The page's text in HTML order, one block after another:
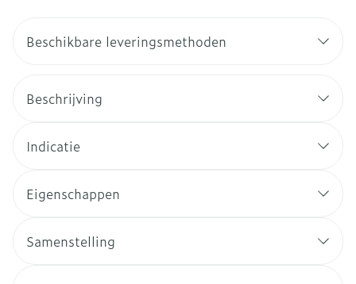
Beschikbare leveringsmethoden
Beschrijving
Indicatie
Eigenschappen
Samenstelling